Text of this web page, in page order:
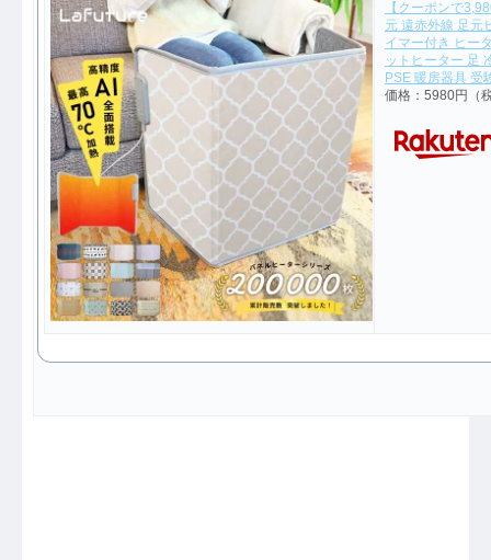
【クーポンで
元 遠赤外線 足元
イマー付き ヒー
ットヒーター 足
PSE 暖房器具 受
価格：5980円（